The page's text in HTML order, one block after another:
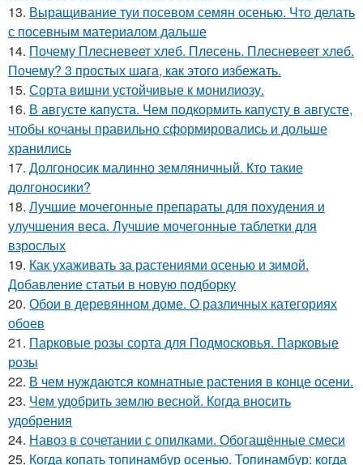
13. Выращивание туи посевом семян осенью. Что делать
с посевным материалом дальше
14. Почему Плесневеет хлеб. Плесень. Плесневеет хлеб.
Почему? 3 простых шага, как этого избежать.
15. Сорта вишни устойчивые к монилиозу.
16. В августе капуста. Чем подкормить капусту в августе,
чтобы кочаны правильно сформировались и дольше
хранились
17. Долгоносик малинно земляничный. Кто такие
долгоносики?
18. Лучшие мочегонные препараты для похудения и
улучшения веса. Лучшие мочегонные таблетки для
взрослых
19. Как ухаживать за растениями осенью и зимой.
Добавление статьи в новую подборку
20. Обои в деревянном доме. О различных категориях
обоев
21. Парковые розы сорта для Подмосковья. Парковые
розы
22. В чем нуждаются комнатные растения в конце осени.
23. Чем удобрить землю весной. Когда вносить
удобрения
24. Навоз в сочетании с опилками. Обогащённые смеси
25. Когда копать топинамбур осенью. Топинамбур: когда